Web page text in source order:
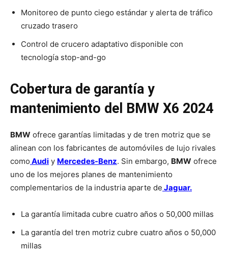
Monitoreo de punto ciego estándar y alerta de tráfico
cruzado trasero
Control de crucero adaptativo disponible con
tecnología stop-and-go
Cobertura de garantía y
mantenimiento del BMW X6 2024
BMW ofrece garantías limitadas y de tren motriz que se
alinean con los fabricantes de automóviles de lujo rivales
como Audi y Mercedes-Benz. Sin embargo, BMW ofrece
uno de los mejores planes de mantenimiento
complementarios de la industria aparte de Jaguar.
La garantía limitada cubre cuatro años o 50,000 millas
La garantía del tren motriz cubre cuatro años o 50,000
millas